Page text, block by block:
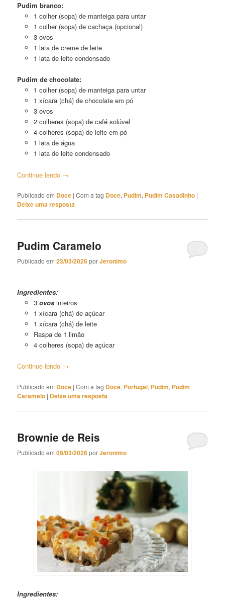
Pudim branco:
1 colher (sopa) de manteiga para untar
1 colher (sopa) de cachaça (opcional)
3 ovos
1 lata de creme de leite
1 lata de leite condensado
Pudim de chocolate:
1 colher (sopa) de manteiga para untar
1 xícara (chá) de chocolate em pó
3 ovos
2 colheres (sopa) de café solúvel
4 colheres (sopa) de leite em pó
1 lata de água
1 lata de leite condensado
Continue lendo →
Publicado em Doce |Com a tag Doce, Pudim, Pudim Casadinho |
Deixe uma resposta
Pudim Caramelo
Publicado em23/03/2026porJeronimo
Ingredientes:
3 ovosinteiros
1 xícara (chá) de açúcar
1 xícara (chá) de leite
Raspa de 1 limão
4 colheres (sopa) de açúcar
Continue lendo →
Publicado em Doce |Com a tag Doce, Portugal, Pudim, Pudim
Caramelo | Deixe uma resposta
Brownie de Reis
Publicado em09/03/2026porJeronimo
Ingredientes: